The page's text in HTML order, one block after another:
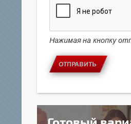
Нажимая на кнопку
ОТПРАВИТЬ